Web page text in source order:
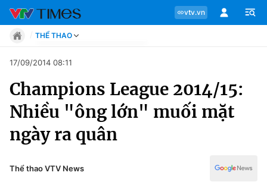
vtv.vn
Chuyên mục
Tin tức
THỂ THAO
Move
Phong cách
Chân dung
Sự kiện
Bóng đá
Thể thao điện tử
17/09/2014 08:11
Champions League 2014/15:
Nhiều "ông lớn" muối mặt
ngày ra quân
Thể thao VTV News